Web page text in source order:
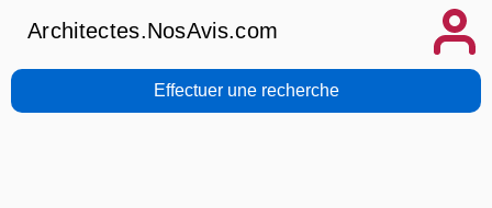
Architectes.NosAvis.com
Effectuer une recherche